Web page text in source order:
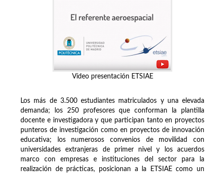
Vídeo presentación ETSIAE
Los más de 3.500 estudiantes matriculados y una elevada
demanda; los 250 profesores que conforman la plantilla
docente e investigadora y que participan tanto en proyectos
punteros de investigación como en proyectos de innovación
educativa; los numerosos convenios de movilidad con
universidades extranjeras de primer nivel y los acuerdos
marco con empresas e instituciones del sector para la
realización de prácticas, posicionan a la ETSIAE como un